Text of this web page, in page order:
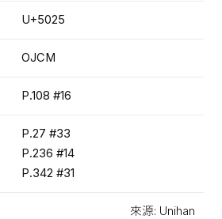
U+5025
OJCM
P.108 #16
P.27 #33
P.236 #14
P.342 #31
來源: Unihan